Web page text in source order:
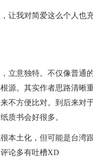
让我对简爱这么个人也
立意独特。不仅像普通
源。其实作者思路清晰
不方便比对。到后来对
质书会好很多。
本土化，但可能是台湾
论多有吐槽XD